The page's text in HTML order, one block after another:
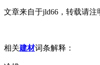
文章来自于jld66，转载请注
相关建材词条解释：